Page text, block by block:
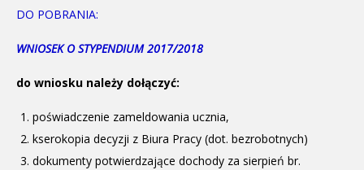
DO POBRANIA:
WNIOSEK O STYPENDIUM 2017/2018
do wniosku należy dołączyć:
poświadczenie zameldowania ucznia,
kserokopia decyzji z Biura Pracy (dot. bezrobotnych)
dokumenty potwierdzające dochody za sierpień br.